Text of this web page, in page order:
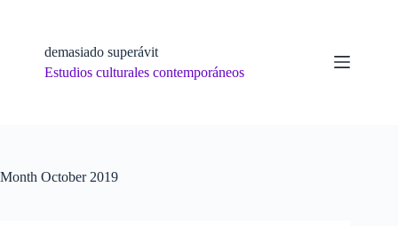
demasiado superávit
Estudios culturales contemporáneos
Month October 2019